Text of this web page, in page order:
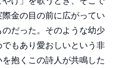
金の目の前に広がってい
だった。そのような幼少
もあり愛おしいという非
抱くこの詩人が共鳴した